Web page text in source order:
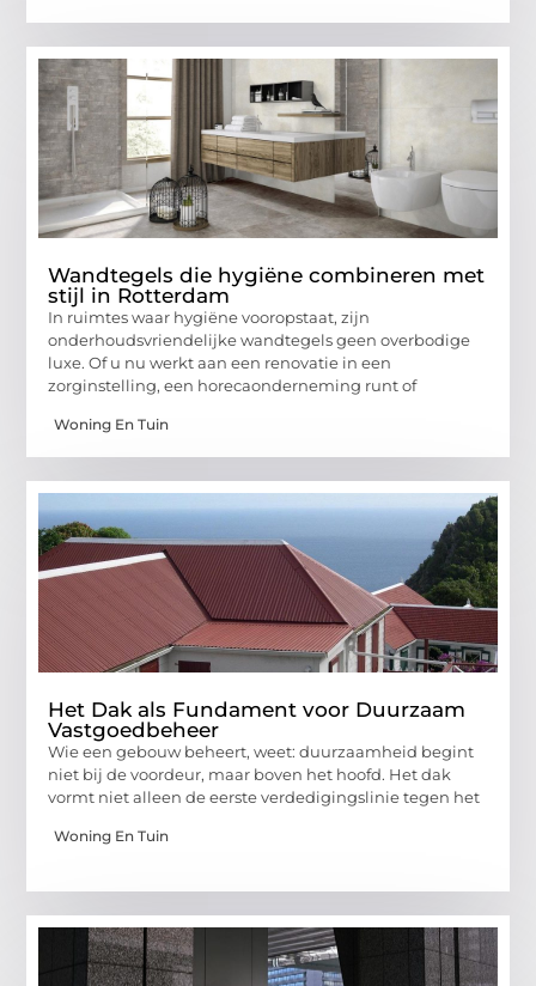
Wandtegels die hygiëne combineren met
stijl in Rotterdam
In ruimtes waar hygiëne vooropstaat, zijn
onderhoudsvriendelijke wandtegels geen overbodige
luxe. Of u nu werkt aan een renovatie in een
zorginstelling, een horecaonderneming runt of
Woning En Tuin
Het Dak als Fundament voor Duurzaam
Vastgoedbeheer
Wie een gebouw beheert, weet: duurzaamheid begint
niet bij de voordeur, maar boven het hoofd. Het dak
vormt niet alleen de eerste verdedigingslinie tegen het
Woning En Tuin